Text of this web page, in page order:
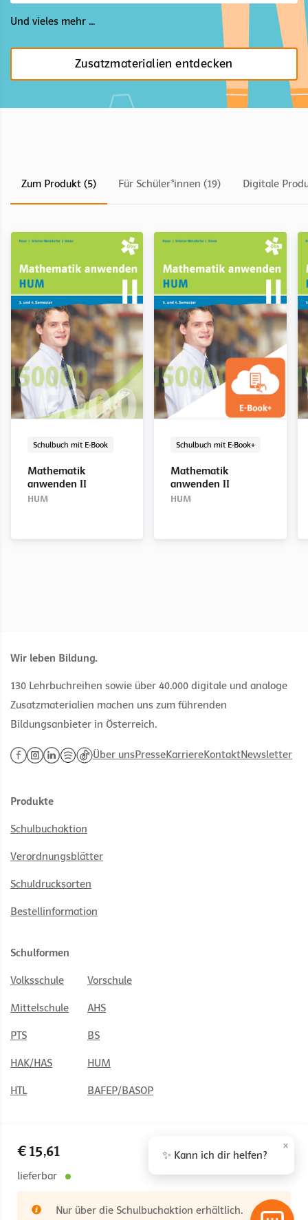
€ 15,61
lieferbar
Nur über die Schulbuchaktion erhältlich.
Und vieles mehr ...
Zusatzmaterialien entdecken
Zum Produkt (5) Für Schüler*innen (19) Digitale
Schulbuch mit E-Book
Mathematik
anwenden II
HUM
Schulbuch mit E-Book+
Mathematik
anwenden II
HUM
anwenden I
HUM
anwenden II
HUM
anwenden I
HUM
anwenden III
HUM
Wir leben Bildung.
130 Lehrbuchreihen sowie über 40.000 digitale und analoge
Zusatzmaterialien machen uns zum führenden
Bildungsanbieter in Österreich.
Über unsPresseKarriereKontaktNewsletter
Produkte
Schulbuchaktion
Verordnungsblätter
Schuldrucksorten
Bestellinformation
Schulformen
Volksschule Vorschule
Mittelschule AHS
PTS BS
HAK/HAS HUM
HTL BAFEP/BASOP
© 2026 Österreichischer Bundesverlag Schulbuch GmbH & Co. KG,
✨ Kann ich dir helfen?
×